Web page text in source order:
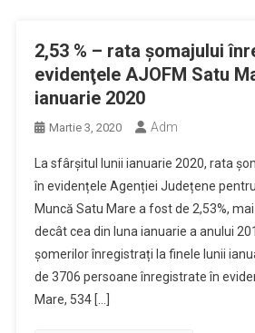
2,53 % – rata şomajului
evidenţele AJOFM Satu
ianuarie 2020
Martie 3, 2020 Adm
La sfârșitul lunii ianuarie 2020, rata
în evidențele Agenției Județene
Muncă Satu Mare a fost de 2,53%,
decât cea din luna ianuarie a anului
șomerilor înregistrați la finele lunii
de 3706 persoane înregistrate în
Mare, 534 […]